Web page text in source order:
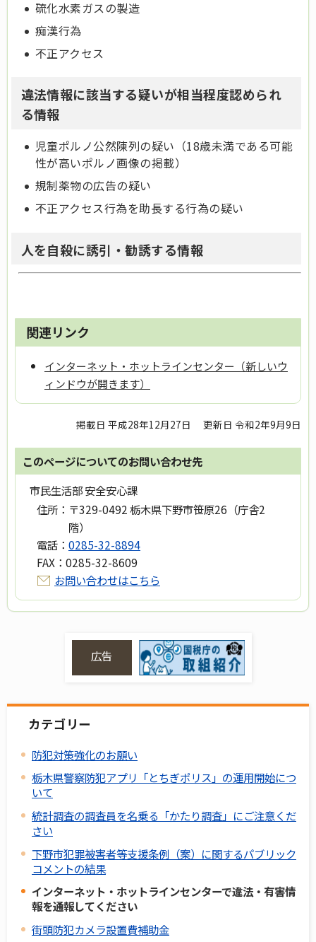
硫化水素ガスの製造
痴漢行為
不正アクセス
違法情報に該当する疑いが相当程度認められ
る情報
児童ポルノ公然陳列の疑い（18歳未満である可能
性が高いポルノ画像の掲載）
規制薬物の広告の疑い
不正アクセス行為を助長する行為の疑い
人を自殺に誘引・勧誘する情報
関連リンク
インターネット・ホットラインセンター（新しいウ
ィンドウが開きます）
掲載日 平成28年12月27日 更新日 令和2年9月9日
このページについてのお問い合わせ先
市民生活部 安全安心課
住所： 〒329-0492 栃木県下野市笹原26（庁舎2
階）
電話： 0285-32-8894
FAX： 0285-32-8609
お問い合わせはこちら
広告
カテゴリー
防犯対策強化のお願い
栃木県警察防犯アプリ「とちぎポリス」の運用開始につ
いて
統計調査の調査員を名乗る「かたり調査」にご注意くだ
さい
下野市犯罪被害者等支援条例（案）に関するパブリック
コメントの結果
インターネット・ホットラインセンターで違法・有害情
報を通報してください
街頭防犯カメラ設置費補助金